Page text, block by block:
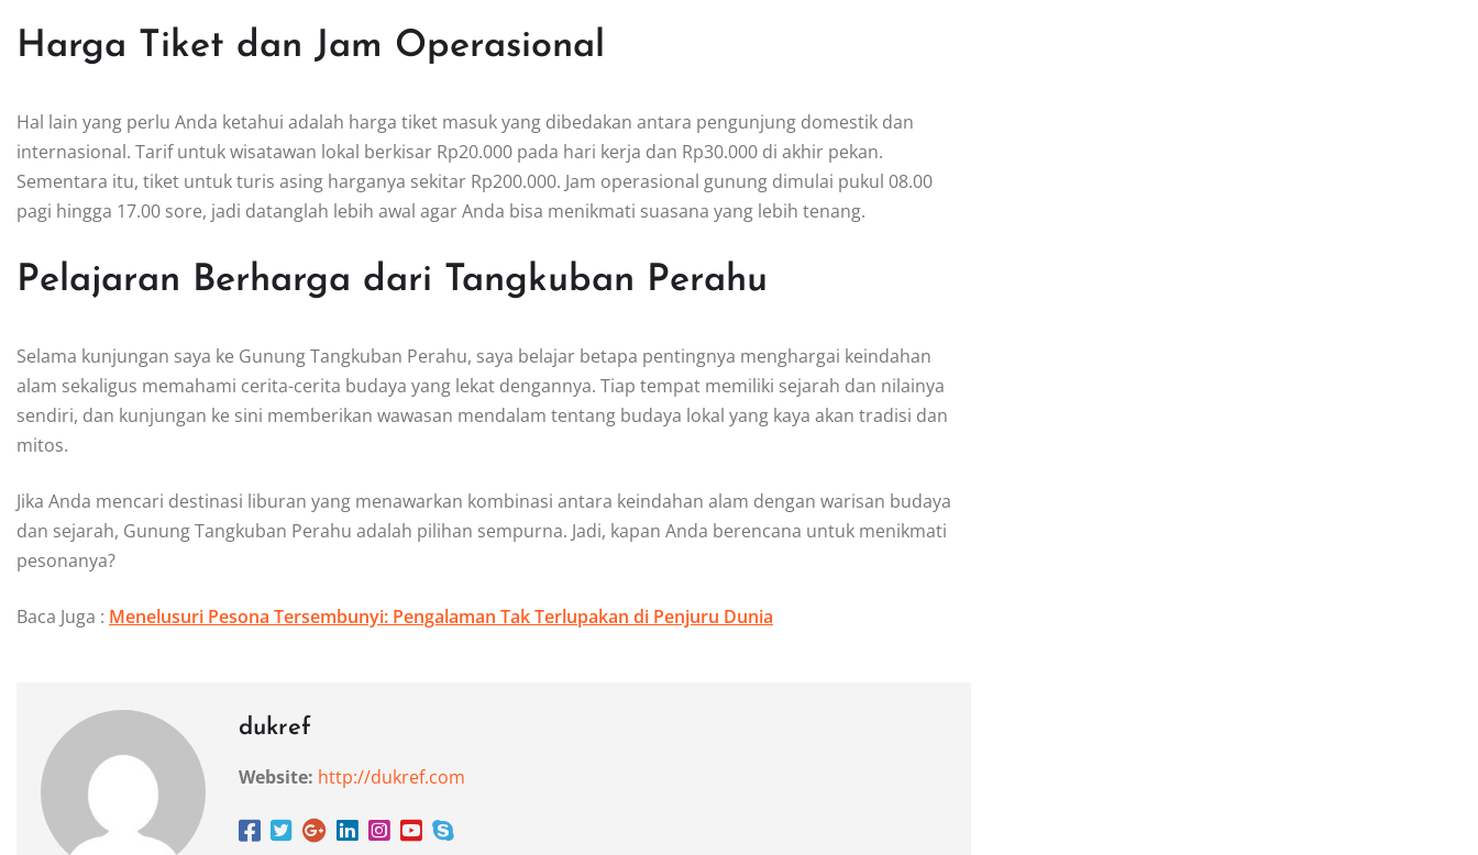
Harga Tiket dan Jam Operasional
Hal lain yang perlu Anda ketahui adalah harga tiket masuk yang dibedakan antara pengunjung domestik dan
internasional. Tarif untuk wisatawan lokal berkisar Rp20.000 pada hari kerja dan Rp30.000 di akhir pekan.
Sementara itu, tiket untuk turis asing harganya sekitar Rp200.000. Jam operasional gunung dimulai pukul 08.00
pagi hingga 17.00 sore, jadi datanglah lebih awal agar Anda bisa menikmati suasana yang lebih tenang.
Pelajaran Berharga dari Tangkuban Perahu
Selama kunjungan saya ke Gunung Tangkuban Perahu, saya belajar betapa pentingnya menghargai keindahan
alam sekaligus memahami cerita-cerita budaya yang lekat dengannya. Tiap tempat memiliki sejarah dan nilainya
sendiri, dan kunjungan ke sini memberikan wawasan mendalam tentang budaya lokal yang kaya akan tradisi dan
mitos.
Jika Anda mencari destinasi liburan yang menawarkan kombinasi antara keindahan alam dengan warisan budaya
dan sejarah, Gunung Tangkuban Perahu adalah pilihan sempurna. Jadi, kapan Anda berencana untuk menikmati
pesonanya?
Baca Juga : Menelusuri Pesona Tersembunyi: Pengalaman Tak Terlupakan di Penjuru Dunia
dukref
Website: http://dukref.com